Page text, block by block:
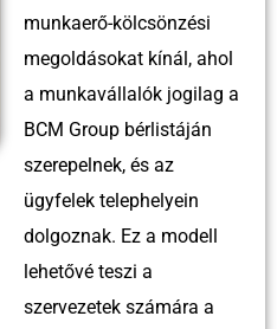
munkaerő-kölcsönzési
megoldásokat kínál, ahol
a munkavállalók jogilag a
BCM Group bérlistáján
szerepelnek, és az
ügyfelek telephelyein
dolgoznak. Ez a modell
lehetővé teszi a
szervezetek számára a